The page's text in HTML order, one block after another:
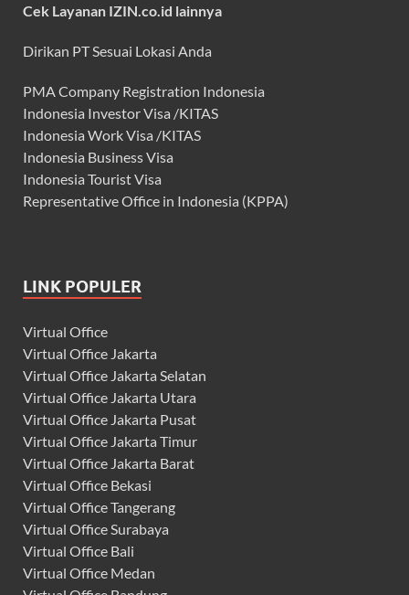
Cek Layanan IZIN.co.id lainnya
Dirikan PT Sesuai Lokasi Anda
PMA Company Registration Indonesia
Indonesia Investor Visa /KITAS
Indonesia Work Visa /KITAS
Indonesia Business Visa
Indonesia Tourist Visa
Representative Office in Indonesia (KPPA)
LINK POPULER
Virtual Office
Virtual Office Jakarta
Virtual Office Jakarta Selatan
Virtual Office Jakarta Utara
Virtual Office Jakarta Pusat
Virtual Office Jakarta Timur
Virtual Office Jakarta Barat
Virtual Office Bekasi
Virtual Office Tangerang
Virtual Office Surabaya
Virtual Office Bali
Virtual Office Medan